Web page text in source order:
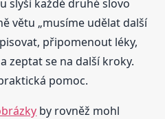
slyší každé druhé slovo
větu „musíme udělat další
připomenout léky,
zeptat se na další kroky.
pomoc.
by rovněž mohl